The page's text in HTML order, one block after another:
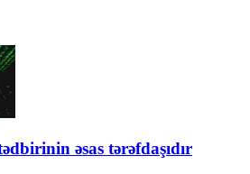
əsas tərəfdaşıdır